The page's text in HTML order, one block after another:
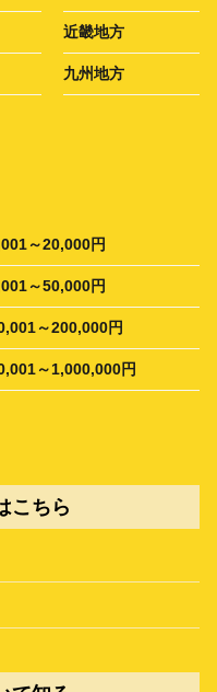
近畿地方
九州地方
～20,000円
～50,000円
～200,000円
～1,000,000円
こちら